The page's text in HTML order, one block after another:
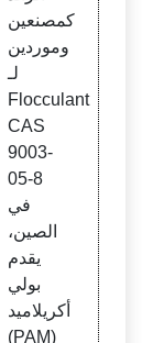
كمصنعين
وموردين
لـ
Flocculant
CAS
9003-
05-8
في
الصين،
يقدم
بولي
أكريلاميد
(PAM)